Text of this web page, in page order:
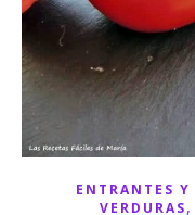
ENTRANTES Y
VERDURAS,